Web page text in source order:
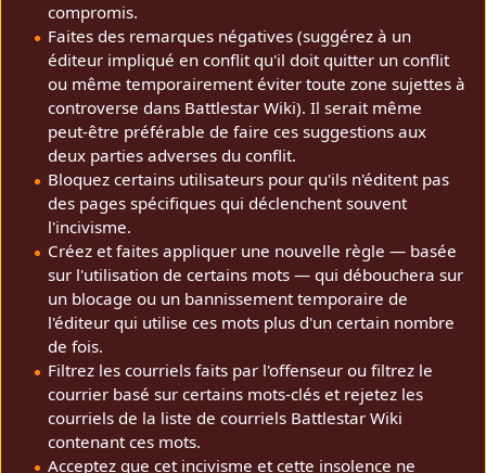
compromis.
Faites des remarques négatives (suggérez à un
éditeur impliqué en conflit qu'il doit quitter un conflit
ou même temporairement éviter toute zone sujettes à
controverse dans Battlestar Wiki). Il serait même
peut-être préférable de faire ces suggestions aux
deux parties adverses du conflit.
Bloquez certains utilisateurs pour qu'ils n'éditent pas
des pages spécifiques qui déclenchent souvent
l'incivisme.
Créez et faites appliquer une nouvelle règle — basée
sur l'utilisation de certains mots — qui débouchera sur
un blocage ou un bannissement temporaire de
l'éditeur qui utilise ces mots plus d'un certain nombre
de fois.
Filtrez les courriels faits par l'offenseur ou filtrez le
courrier basé sur certains mots-clés et rejetez les
courriels de la liste de courriels Battlestar Wiki
contenant ces mots.
Acceptez que cet incivisme et cette insolence ne